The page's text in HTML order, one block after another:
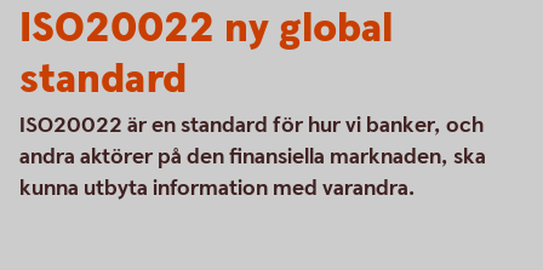
ISO20022 ny global
standard
ISO20022 är en standard för hur vi banker, och
andra aktörer på den finansiella marknaden, ska
kunna utbyta information med varandra.